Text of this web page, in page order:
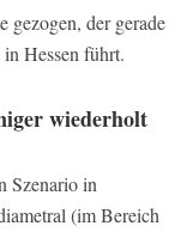
gezogen, der gerade
Hessen führt.
wiederholt
Szenario in
(im Bereich